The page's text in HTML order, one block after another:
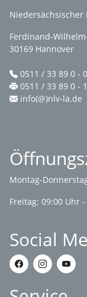
Niedersächsischer
Ferdinand-
30169 Hannover
0511 / 33 89 0 - 0
0511 / 33 89 0 -
info(@)nlv-la.de
Montag-
Freitag: 09:00 Uhr
Social